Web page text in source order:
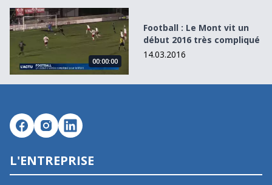
Football : Le Mont vit un début 2016 très compliqué
00:00:00
Football : Le Mont vit un
début 2016 très compliqué
14.03.2016
L'ENTREPRISE